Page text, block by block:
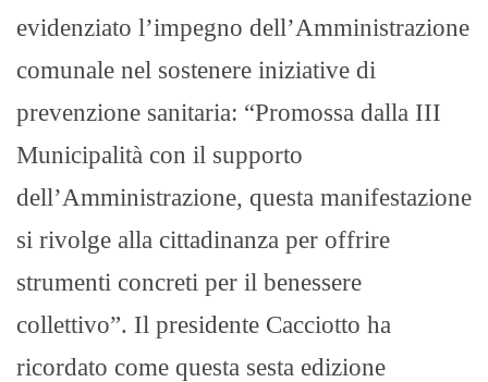
evidenziato l’impegno dell’Amministrazione
comunale nel sostenere iniziative di
prevenzione sanitaria: “Promossa dalla III
Municipalità con il supporto
dell’Amministrazione, questa manifestazione
si rivolge alla cittadinanza per offrire
strumenti concreti per il benessere
collettivo”. Il presidente Cacciotto ha
ricordato come questa sesta edizione